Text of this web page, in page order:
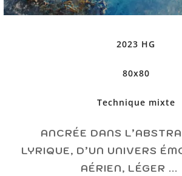
2023 HG
80x80
Technique mixte
ANCRÉE DANS
LYRIQUE, D’UN UNIVERS
AÉRIEN, LÉGER ...